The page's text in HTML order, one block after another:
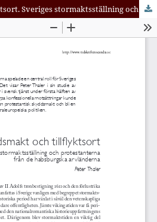
Skyddsmakt och tillflyktsort. Sveriges stormaktsställning och protestanterna från de habsburgska arvländerna